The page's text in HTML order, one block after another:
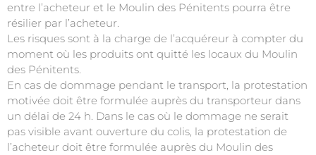
entre l’acheteur et le Moulin des Pénitents pourra être
résilier par l’acheteur.
Les risques sont à la charge de l’acquéreur à compter du
moment où les produits ont quitté les locaux du Moulin
des Pénitents.
En cas de dommage pendant le transport, la protestation
motivée doit être formulée auprès du transporteur dans
un délai de 24 h. Dans le cas où le dommage ne serait
pas visible avant ouverture du colis, la protestation de
l’acheteur doit être formulée auprès du Moulin des